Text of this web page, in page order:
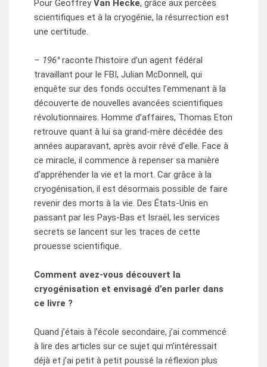
Pour GeoffreyVan Hecke, grâce aux percées
scientifiques et à la cryogénie, la résurrection est
une certitude.
– 196°raconte l’histoire d’un agent fédéral
travaillant pour le FBI, Julian McDonnell, qui
enquête sur des fonds occultes l’emmenant à la
découverte de nouvelles avancées scientifiques
révolutionnaires. Homme d’affaires, Thomas Eton
retrouve quant à lui sa grand-mère décédée des
années auparavant, après avoir rêvé d’elle. Face à
ce miracle, il commence à repenser sa manière
d’appréhender la vie et la mort. Car grâce à la
cryogénisation, il est désormais possible de faire
revenir des morts à la vie. Des États-Unis en
passant par les Pays-Bas et Israël, les services
secrets se lancent sur les traces de cette
prouesse scientifique.
Comment avez-vous découvert la
cryogénisation et envisagé d’en parler dans
ce livre ?
Quand j’étais à l’école secondaire, j’ai commencé
à lire des articles sur ce sujet qui m’intéressait
déjà et j’ai petit à petit poussé la réflexion plus